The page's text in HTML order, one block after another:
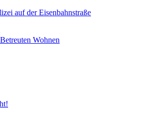
auf der Eisenbahnstraße
Wohnen